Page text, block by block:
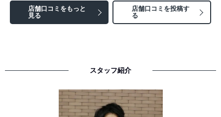
店舗口コミをもっと
見る
店舗口コミを投稿す
る
スタッフ紹介